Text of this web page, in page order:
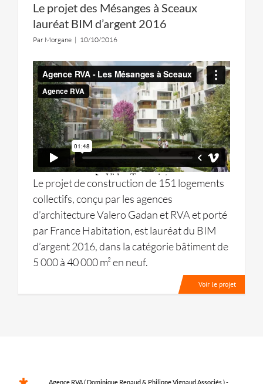
Le projet des Mésanges à Sceaux
lauréat BIM d’argent 2016
Par Morgane | 10/10/2016
Le projet de construction de 151 logements
collectifs, conçu par les agences
d’architecture Valero Gadan et RVA et porté
par France Habitation, est lauréat du BIM
d’argent 2016, dans la catégorie bâtiment de
5 000 à 40 000 m² en neuf.
Voir le projet
Agence RVA ( Dominique Renaud & Philippe Vignaud Associés ) -